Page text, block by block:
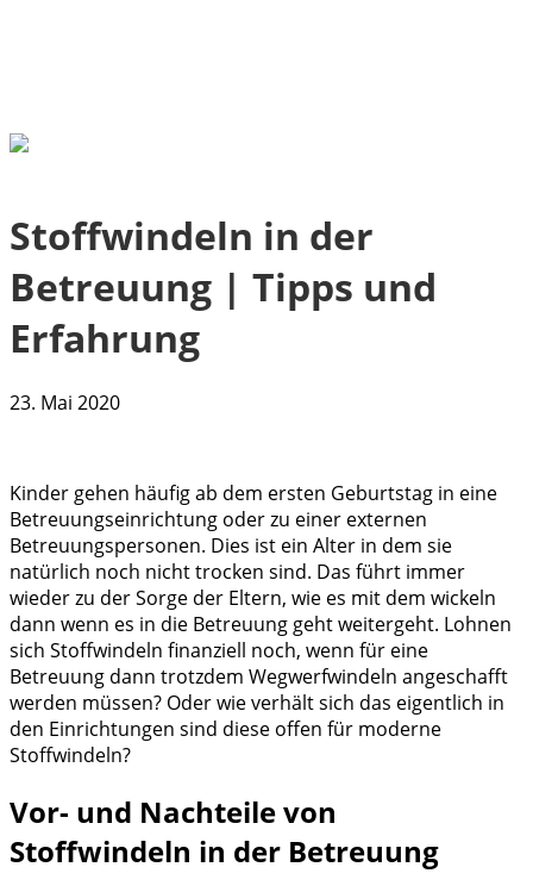
Stoffwindeln in der
Betreuung | Tipps und
Erfahrung
23. Mai 2020
Kinder gehen häufig ab dem ersten Geburtstag in eine
Betreuungseinrichtung oder zu einer externen
Betreuungspersonen. Dies ist ein Alter in dem sie
natürlich noch nicht trocken sind. Das führt immer
wieder zu der Sorge der Eltern, wie es mit dem wickeln
dann wenn es in die Betreuung geht weitergeht. Lohnen
sich Stoffwindeln finanziell noch, wenn für eine
Betreuung dann trotzdem Wegwerfwindeln angeschafft
werden müssen? Oder wie verhält sich das eigentlich in
den Einrichtungen sind diese offen für moderne
Stoffwindeln?
Vor- und Nachteile von
Stoffwindeln in der Betreuung